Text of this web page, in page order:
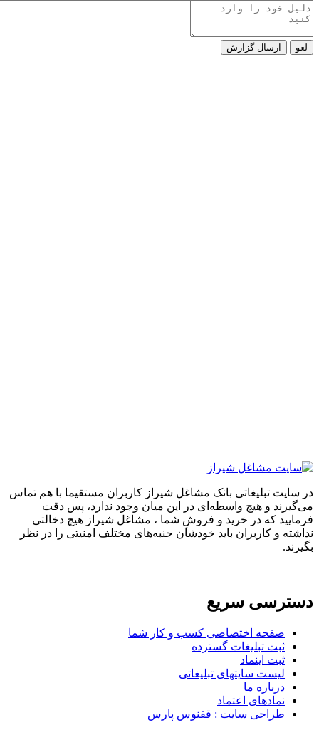
لغو ارسال گزارش
در سایت تبلیغاتی بانک مشاغل شیراز کاربران مستقیما با هم تماس
می‌گیرند و هیچ واسطه‌ای در این میان وجود ندارد، پس دقت
فرمایید که در خرید و فروشِ شما ، مشاغل شیراز هیچ دخالتی
نداشته و کاربران باید خودشان جنبه‌های مختلف امنیتی را در نظر
بگیرند.
دسترسی سریع
صفحه اختصاصی کسب و کار شما
ثبت تبلیغات گسترده
ثبت اینماد
لیست سایتهای تبلیغاتی
درباره ما
نمادهای اعتماد
طراحی سایت : ققنوس پارس